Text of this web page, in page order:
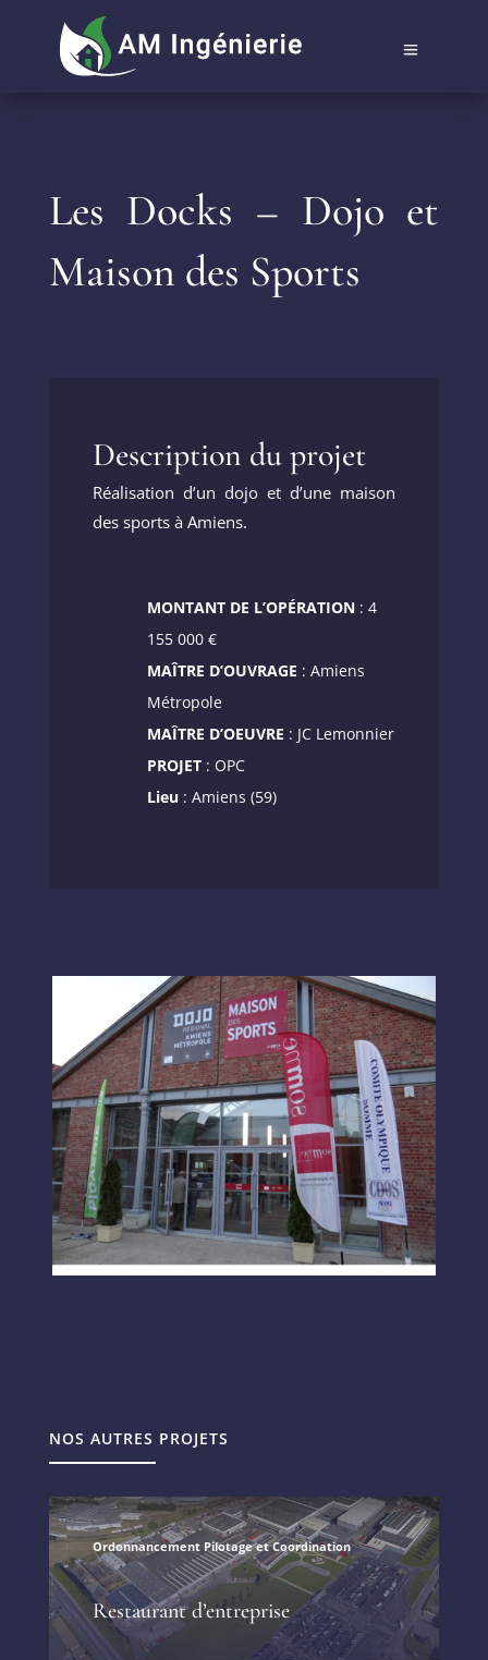
Les Docks – Dojo et
Maison des Sports
Description du projet
Réalisation d’un dojo et d’une maison
des sports à Amiens.
MONTANT DE L’OPÉRATION: 4
155 000 €
MAÎTRE D’OUVRAGE : Amiens
Métropole
MAÎTRE D’OEUVRE : JC Lemonnier
PROJET: OPC
Lieu : Amiens (59)
NOS AUTRES PROJETS
Ordonnancement Pilotage et Coordination
Restaurant d’entreprise